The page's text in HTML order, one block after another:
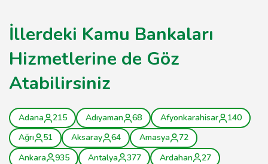
İllerdeki Kamu Bankaları
Hizmetlerine de Göz
Atabilirsiniz
Adana 215 Adıyaman 68 Afyonkarahisar
140
Ağrı
51 Aksaray 64 Amasya
72
Ankara
935 Antalya 377 Ardahan
27